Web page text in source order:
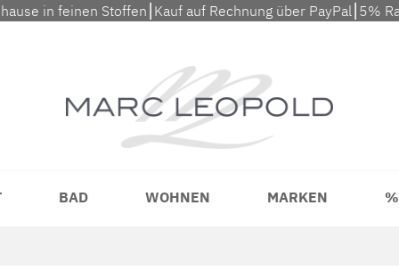
in feinen Stoffen⎮Kauf auf Rechnung über PayPal⎮5%
BAD WOHNEN MARKEN